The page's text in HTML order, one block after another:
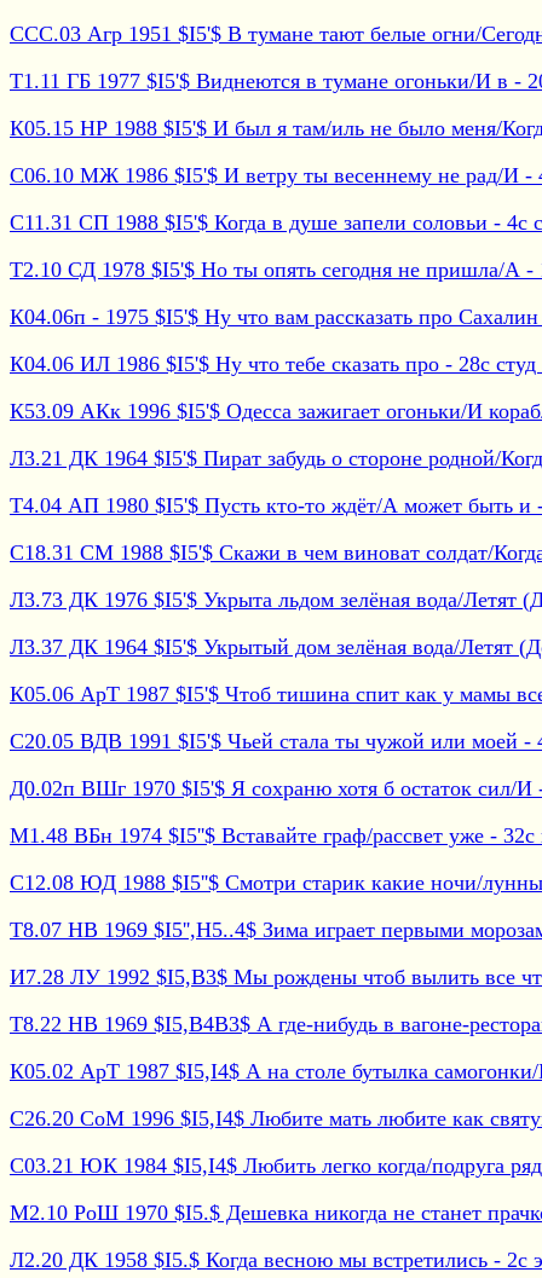
ССС.03 Агр 1951 $I5'$ В тумане тают белые огни/
Т1.11 ГБ 1977 $I5'$ Виднеются в тумане огоньки/И в -
К05.15 НР 1988 $I5'$ И был я там/иль не было меня/
С06.10 МЖ 1986 $I5'$ И ветру ты весеннему не рад/И -
С11.31 СП 1988 $I5'$ Когда в душе запели соловьи - 4с
Т2.10 СД 1978 $I5'$ Но ты опять сегодня не пришла/А
К04.06п - 1975 $I5'$ Ну что вам рассказать про
К04.06 ИЛ 1986 $I5'$ Ну что тебе сказать про - 28с
К53.09 АКк 1996 $I5'$ Одесса зажигает огоньки/И
Л3.21 ДК 1964 $I5'$ Пират забудь о стороне родной/
Т4.04 АП 1980 $I5'$ Пусть кто-то ждёт/А может быть и
С18.31 СМ 1988 $I5'$ Скажи в чем виноват солдат/
Л3.73 ДК 1976 $I5'$ Укрыта льдом зелёная вода/Летят
Л3.37 ДК 1964 $I5'$ Укрытый дом зелёная вода/Летят
К05.06 АрТ 1987 $I5'$ Чтоб тишина спит как у мамы
С20.05 ВДВ 1991 $I5'$ Чьей стала ты чужой или моей -
Д0.02п ВШг 1970 $I5'$ Я сохраню хотя б остаток сил/И
М1.48 ВБн 1974 $I5''$ Вставайте граф/рассвет уже -
С12.08 ЮД 1988 $I5''$ Смотри старик какие ночи/
Т8.07 НВ 1969 $I5'',H5..4$ Зима играет первыми
И7.28 ЛУ 1992 $I5,B3$ Мы рождены чтоб вылить все
Т8.22 НВ 1969 $I5,B4B3$ А где-нибудь в вагоне-
К05.02 АрТ 1987 $I5,I4$ А на столе бутылка
С26.20 СоМ 1996 $I5,I4$ Любите мать любите как
С03.21 ЮК 1984 $I5,I4$ Любить легко когда/подруга
М2.10 РоШ 1970 $I5.$ Дешевка никогда не станет
Л2.20 ДК 1958 $I5.$ Когда весною мы встретились - 2с